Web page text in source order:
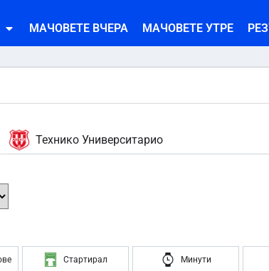
МАЧОВЕТЕ ВЧЕРА МАЧОВЕТЕ УТРЕ
Технико Университарио
Стартирал Минути